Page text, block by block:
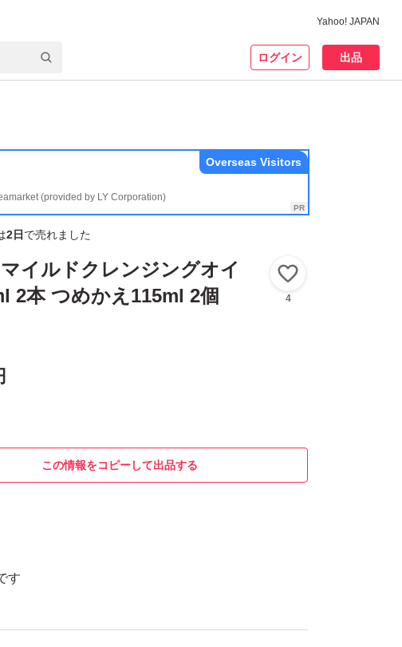
Yahoo! JAPAN
ログイン 出品
(provided by LY Corporation)
Overseas Visitors
2日 で売れました
イルドクレンジングオイ
2本 つめかえ115ml 2個
4
この情報をコピーして出品する
す